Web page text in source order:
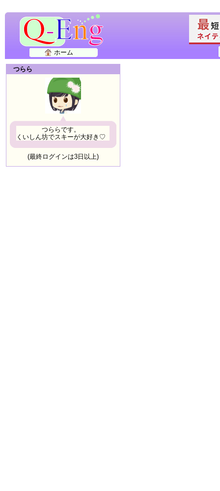
ホーム
つらら
つららです。
くいしん坊でスキーが大好き♡
(最終ログインは3日以上)